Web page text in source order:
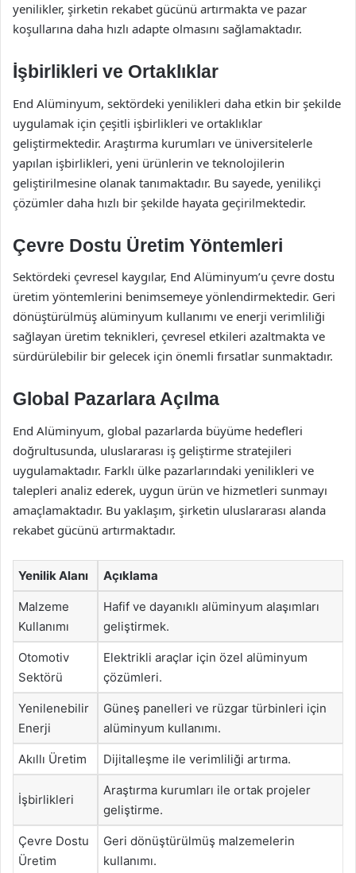
yenilikler, şirketin rekabet gücünü artırmakta ve pazar
koşullarına daha hızlı adapte olmasını sağlamaktadır.
İşbirlikleri ve Ortaklıklar
End Alüminyum, sektördeki yenilikleri daha etkin bir şekilde
uygulamak için çeşitli işbirlikleri ve ortaklıklar
geliştirmektedir. Araştırma kurumları ve üniversitelerle
yapılan işbirlikleri, yeni ürünlerin ve teknolojilerin
geliştirilmesine olanak tanımaktadır. Bu sayede, yenilikçi
çözümler daha hızlı bir şekilde hayata geçirilmektedir.
Çevre Dostu Üretim Yöntemleri
Sektördeki çevresel kaygılar, End Alüminyum’u çevre dostu
üretim yöntemlerini benimsemeye yönlendirmektedir. Geri
dönüştürülmüş alüminyum kullanımı ve enerji verimliliği
sağlayan üretim teknikleri, çevresel etkileri azaltmakta ve
sürdürülebilir bir gelecek için önemli fırsatlar sunmaktadır.
Global Pazarlara Açılma
End Alüminyum, global pazarlarda büyüme hedefleri
doğrultusunda, uluslararası iş geliştirme stratejileri
uygulamaktadır. Farklı ülke pazarlarındaki yenilikleri ve
talepleri analiz ederek, uygun ürün ve hizmetleri sunmayı
amaçlamaktadır. Bu yaklaşım, şirketin uluslararası alanda
rekabet gücünü artırmaktadır.
Yenilik Alanı Açıklama
Malzeme
Kullanımı
Hafif ve dayanıklı alüminyum alaşımları
geliştirmek.
Otomotiv
Sektörü
Elektrikli araçlar için özel alüminyum
çözümleri.
Yenilenebilir
Enerji
Güneş panelleri ve rüzgar türbinleri için
alüminyum kullanımı.
Akıllı Üretim Dijitalleşme ile verimliliği artırma.
İşbirlikleri
Araştırma kurumları ile ortak projeler
geliştirme.
Çevre Dostu
Üretim
Geri dönüştürülmüş malzemelerin
kullanımı.